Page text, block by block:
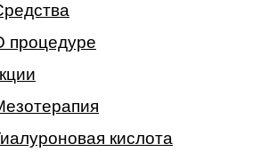
процедуре
кислота